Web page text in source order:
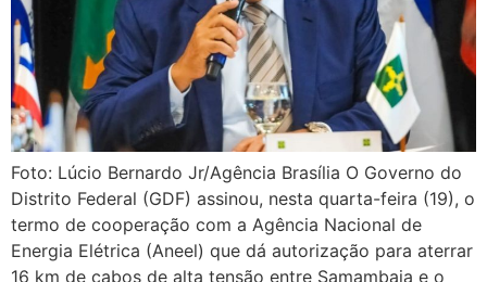
Foto: Lúcio Bernardo Jr/Agência Brasília O Governo do
Distrito Federal (GDF) assinou, nesta quarta-feira (19), o
termo de cooperação com a Agência Nacional de
Energia Elétrica (Aneel) que dá autorização para aterrar
16 km de cabos de alta tensão entre Samambaia e o